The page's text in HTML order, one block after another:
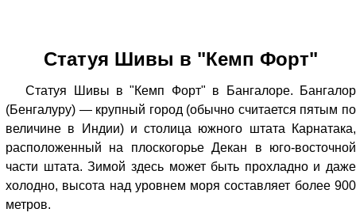
Статуя Шивы в "Кемп Форт"
Статуя Шивы в "Кемп Форт" в Бангалоре. Бангалор
(Бенгалуру) — крупный город (обычно считается пятым по
величине в Индии) и столица южного штата Карнатака,
расположенный на плоскогорье Декан в юго-восточной
части штата. Зимой здесь может быть прохладно и даже
холодно, высота над уровнем моря составляет более 900
метров.